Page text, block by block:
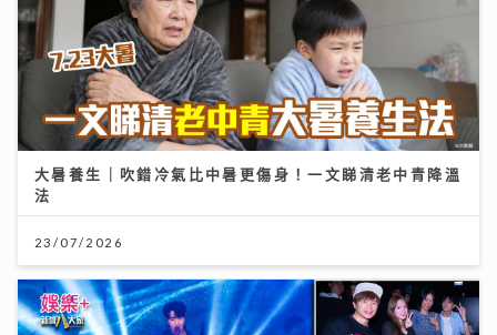
大暑養生｜吹錯冷氣比中暑更傷身！一文睇清老中青降溫
法
23/07/2026